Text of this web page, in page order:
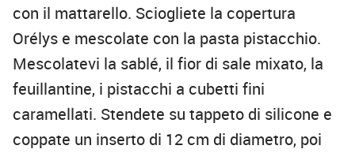
con il mattarello. Sciogliete la copertura
Orélys e mescolate con la pasta pistacchio.
Mescolatevi la sablé, il fior di sale mixato, la
feuillantine, i pistacchi a cubetti fini
caramellati. Stendete su tappeto di silicone e
coppate un inserto di 12 cm di diametro, poi